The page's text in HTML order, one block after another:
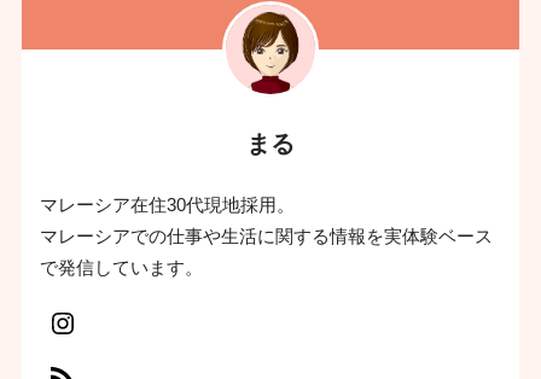
まる
マレーシア在住30代現地採用。
マレーシアでの仕事や生活に関する情報を実体験ベース
で発信しています。